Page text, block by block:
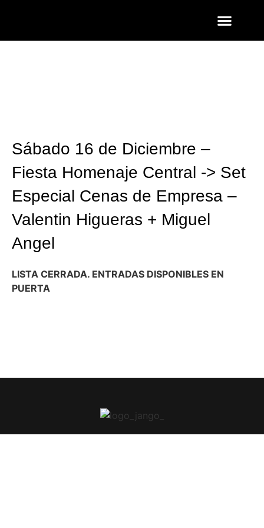
Sábado 16 de Diciembre –
Fiesta Homenaje Central -> Set
Especial Cenas de Empresa –
Valentin Higueras + Miguel
Angel
LISTA CERRADA. ENTRADAS DISPONIBLES EN
PUERTA